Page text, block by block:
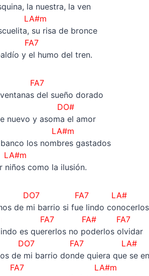
la nuestra, la ven
su risa de bronce
y el humo del tren.
FA7
del sueño dorado
DO#
nuevo y asoma el amor
LA#m
los nombres gastados
niños como la ilusión.
FA7 LA#
de mi barrio si fue lindo conocerlos
FA7 FA# FA7
es quererlos no poderlos olvidar
FA7 LA#
de mi barrio donde quiera que se
FA7 LA#m